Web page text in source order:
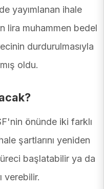
yayımlanan ihale
lira muhammen bedel
durdurulmasıyla
oldu.
önünde iki farklı
şartlarını yeniden
başlatabilir ya da
verebilir.